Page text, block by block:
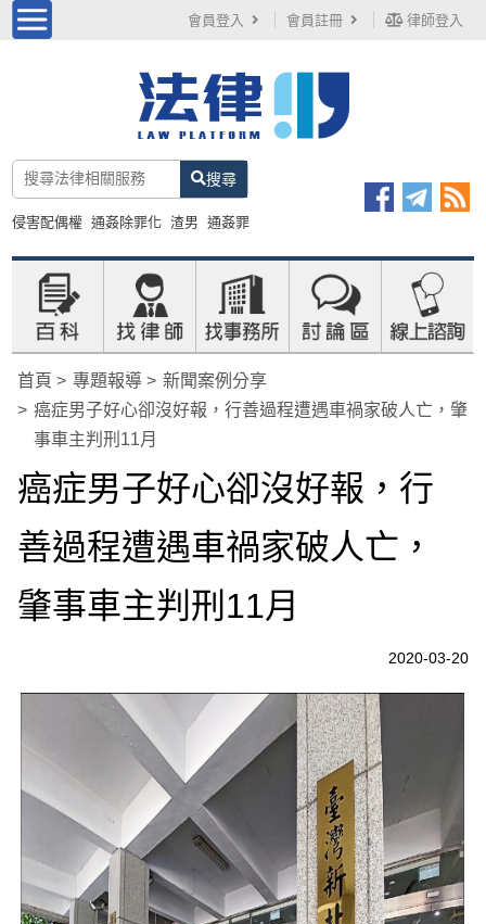
會員登入 會員註冊 律師登入
搜尋
侵害配偶權 通姦除罪化 渣男 通姦罪
首頁 專題報導
新聞案例分享
癌症男子好心卻沒好報，行善過程遭遇車禍家破人亡，肇
事車主判刑11月
癌症男子好心卻沒好報，行
善過程遭遇車禍家破人亡，
肇事車主判刑11月
2020-03-20